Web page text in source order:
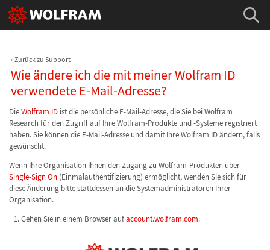
Zurück zu Support
Wie ändere ich die mit meiner Wolfram ID
verwendete E-Mail-Adresse?
DieWolfram ID ist die persönliche E-Mail-Adresse, die Sie bei Wolfram
Research für den Zugriff auf Ihre Wolfram-Produkte und -Systeme registriert
haben. Sie können die E-Mail-Adresse und damit Ihre Wolfram ID ändern, falls
gewünscht.
Wenn Ihre Organisation Ihnen den Zugang zu Wolfram-Produkten über
Single-Sign On (Einmalauthentifizierung) ermöglicht, wenden Sie sich für
diese Änderung bitte stattdessen an die Systemadministratoren Ihrer
Organisation.
Gehen Sie in einem Browser aufaccount.wolfram.com.